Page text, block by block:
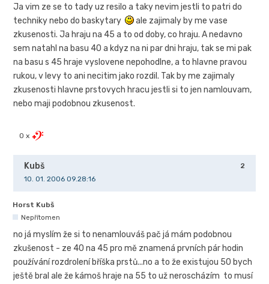
Ja vim ze se to tady uz resilo a taky nevim jestli to patri do
techniky nebo do baskytary
ale zajimaly by me vase
zkusenosti. Ja hraju na 45 a to od doby, co hraju. A nedavno
sem natahl na basu 40 a kdyz na ni par dni hraju, tak se mi pak
na basu s 45 hraje vyslovene nepohodlne, a to hlavne pravou
rukou, v levy to ani necitim jako rozdil. Tak by me zajimaly
zkusenosti hlavne prstovych hracu jestli si to jen namlouvam,
nebo maji podobnou zkusenost.
0 x
2
Kubš
10. 01. 2006 09.28:16
Horst Kubš
Nepřítomen
no já myslím že si to nenamlouváš pač já mám podobnou
zkušenost - ze 40 na 45 pro mě znamená prvních pár hodin
používání rozdrolení bříška prstů...no a to že existujou 50 bych
ještě bral ale že kámoš hraje na 55 to už neroscházím to musí